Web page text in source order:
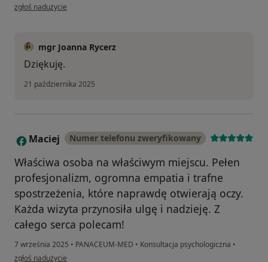
w opinii użytkownika .
zgłoś nadużycie
mgr Joanna Rycerz
Dziękuję.
21 października 2025
M Maciej Numer telefonu zweryfikowany
​Właściwa osoba na właściwym miejscu. Pełen
profesjonalizm, ogromna empatia i trafne
spostrzeżenia, które naprawdę otwierają oczy.
Każda wizyta przynosiła ulgę i nadzieję. Z
całego serca polecam!
7 września 2025 • PANACEUM-MED • Konsultacja psychologiczna •
w opinii użytkownika Maciej
zgłoś nadużycie